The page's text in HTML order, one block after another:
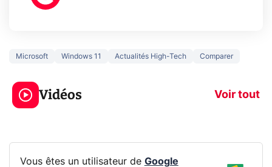
Microsoft Windows 11 Actualités High-Tech Comparer
Vidéos Voir tout
319€ ? Voici L'AOC
CQ32G4ZA !
5
prochaine
Vous êtes un utilisateur de Google